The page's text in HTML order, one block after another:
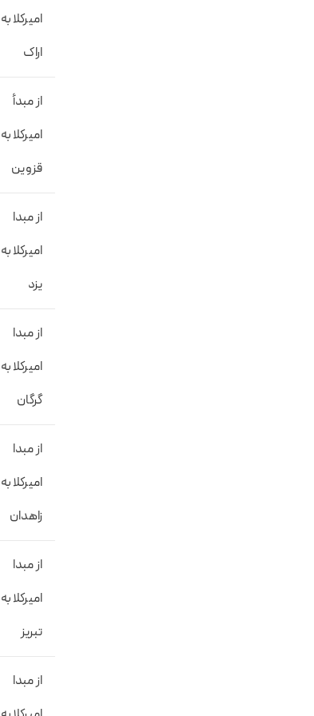
امیرکلا به
اراک
از مبدأ
امیرکلا به
قزوین
از مبدا
امیرکلا به
یزد
از مبدا
امیرکلا به
گرگان
از مبدا
امیرکلا به
زاهدان
از مبدا
امیرکلا به
تبریز
از مبدا